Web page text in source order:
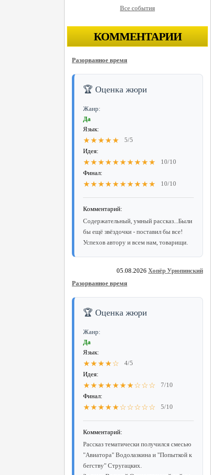
Все события
КОММЕНТАРИИ
Разорванное время
🏆 Оценка жюри
Жанр:
Да
Язык:
★★★★★
5/5
Идея:
★★★★★★★★★★
10/10
Финал:
★★★★★★★★★★ 10/10
Комментарий:
Содержательный, умный рассказ...Были
бы ещё звёздочки - поставил бы все!
Успехов автору и всем нам, товарищи.
05.08.2026 Хопёр Урюпинский
Разорванное время
🏆 Оценка жюри
Жанр:
Да
Язык:
★★★★☆
4/5
Идея:
★★★★★★★☆☆☆
7/10
Финал:
★★★★★☆☆☆☆☆ 5/10
Комментарий:
Рассказ тематически получился смесью
"Авиатора" Водолазкина и "Попыткой к
бегству" Стругацких.